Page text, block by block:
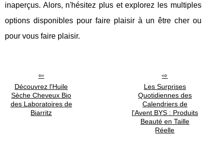
inaperçus. Alors, n'hésitez plus et explorez les multiples
options disponibles pour faire plaisir à un être cher ou
pour vous faire plaisir.
Découvrez l'Huile
Sèche Cheveux Bio
des Laboratoires de
Biarritz
Les Surprises
Quotidiennes des
Calendriers de
l'Avent BYS : Produits
Beauté en Taille
Réelle